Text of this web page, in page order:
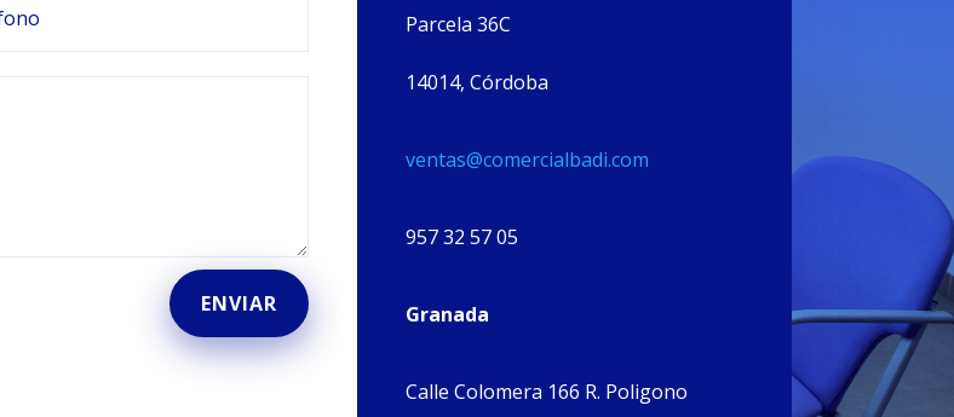
ENVIAR
Parcela 36C
14014, Córdoba
ventas@comercialbadi.com
957 32 57 05
Granada
Calle Colomera 166 R. Poligono